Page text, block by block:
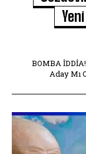
BOMBA
Aday Mı